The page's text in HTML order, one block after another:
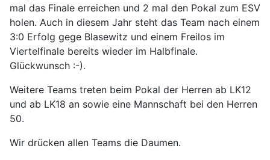
mal das Finale erreichen und 2 mal den Pokal zum ESV
holen. Auch in diesem Jahr steht das Team nach einem
3:0 Erfolg gege Blasewitz und einem Freilos im
Viertelfinale bereits wieder im Halbfinale.
Glückwunsch :-).
Weitere Teams treten beim Pokal der Herren ab LK12
und ab LK18 an sowie eine Mannschaft bei den Herren
50.
Wir drücken allen Teams die Daumen.